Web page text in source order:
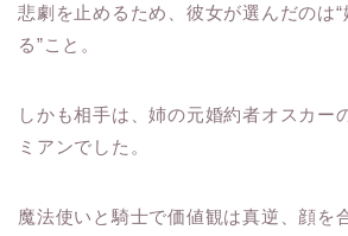
悲劇を止めるため、彼女が選んだのは
る”こと。
しかも相手は、姉の元婚約者オスカー
ミアンでした。
魔法使いと騎士で価値観は真逆、顔を